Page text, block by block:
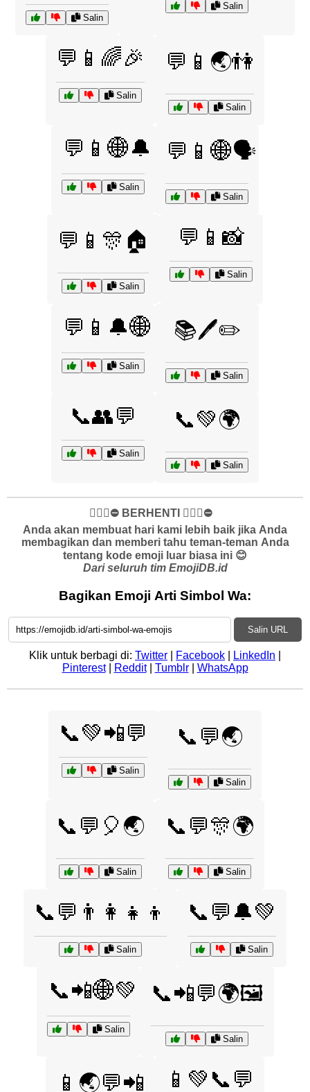
Salin
Salin
💬📱🌈🎉
Salin
💬📱🌏👫
Salin
💬📱🌐🔔
Salin
💬📱🌐🗣️
Salin
💬📱🎊🏠
Salin
💬📱📸
Salin
💬📱🔔🌐
Salin
📚🖊️✏️
Salin
📞👥💬
Salin
📞💚🌍
Salin
✋🏻🛑⛔️ BERHENTI ✋🏻🛑⛔️
Anda akan membuat hari kami lebih baik jika Anda
membagikan dan memberi tahu teman-teman Anda
tentang kode emoji luar biasa ini 😊
Dari seluruh tim EmojiDB.id
Bagikan Emoji Arti Simbol Wa:
Salin URL
Klik untuk berbagi di: Twitter Facebook LinkedIn
Pinterest| Reddit| Tumblr| WhatsApp
📞💚📲💬
Salin
📞💬🌏
Salin
📞💬🎈🌏
Salin
📞💬🎊🌍
Salin
📞💬👨‍👩‍👧‍👦
Salin
📞💬🔔💚
Salin
📞📲🌐💚
Salin
📞📲💬🌍🖼️
Salin
📱🌏💬📲 📱💚📞💬